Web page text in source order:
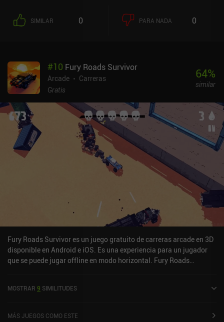
hacemos más de un tiro por encima del par, suspendemos la mesa.
Pero lo que es peor, todas nuestras bolas restantes se vuelven
propias variaciones interesantes, como teletransportadores para
tiros salvajes, y los agujeros cambian de posición después de cada
bola que metemos. Del mismo modo, algunas de las nuevas bolas
otras persiguen a la bola blanca por la mesa o se van encogiendo a
medida que ruedan hasta desaparecer. Cada campo y cada bola
tienen sus propios desafíos, y dominar las distintas
combinaciones de campos y bolas es lo que realmente hace brillar
al juego. La precisión y la planificación necesarias para completar
cada desafío hacen que cada ronda requiera su propia estrategia.
Así que para los completistas, hay mucho por descubrir. subpar
pool es un juego premium de 4,99 €, que es la mitad del precio de
las versiones de PC y Nintendo Switch. Para los jugadores que
buscan una toma novedosa en el billar digital, bien vale la pena el
SIMILAR 0 PARA NADA 0
#10 Fury Roads Survivor
Arcade
Carreras
Gratis
64%
similar
Fury Roads Survivor es un juego gratuito de carreras arcade en 3D
disponible en Android e iOS. Es una experiencia para un jugador
que se puede jugar offline en modo horizontal. Fury Roads
de iOS.
MOSTRAR 9 SIMILITUDES
MÁS JUEGOS COMO ESTE